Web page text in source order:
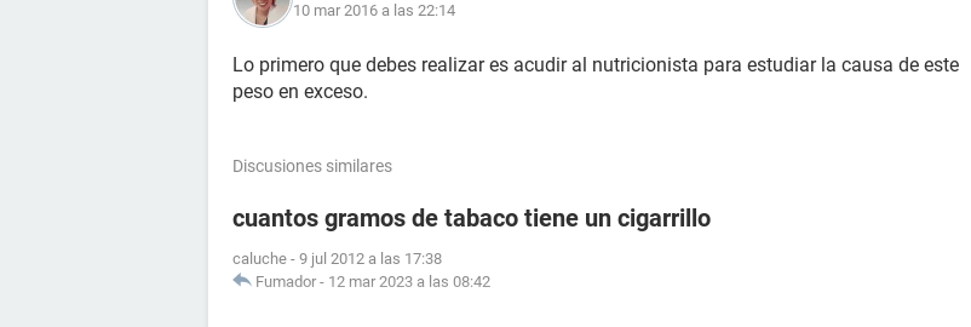
10 mar 2016 a las 22:14
Lo primero que debes realizar es acudir al nutricionista para estudiar la causa de este
peso en exceso.
Discusiones similares
cuantos gramos de tabaco tiene un cigarrillo
caluche - 9 jul 2012 a las 17:38
Fumador - 12 mar 2023 a las 08:42